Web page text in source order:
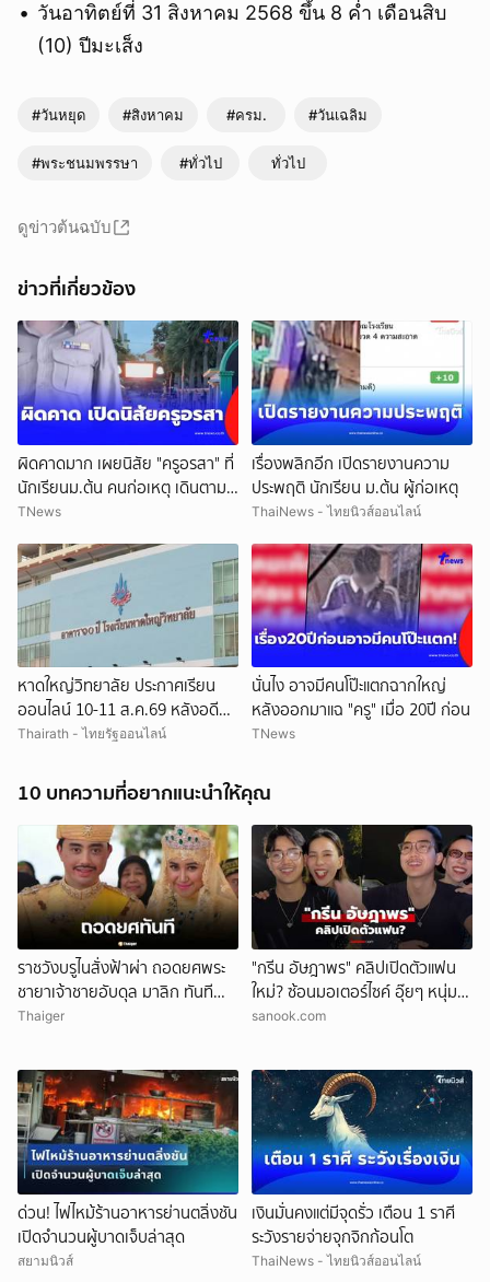
วันอาทิตย์ที่ 31 สิงหาคม 2568 ขึ้น 8 ค่ำ เดือนสิบ
(10) ปีมะเส็ง
#วันหยุด #สิงหาคม #ครม. #วันเฉลิม
#พระชนมพรรษา #ทั่วไป ทั่วไป
ดูข่าวต้นฉบับ
ข่าวที่เกี่ยวข้อง
ผิดคาดมาก เผยนิสัย "ครูอรสา" ที่
นักเรียนม.ต้น คนก่อเหตุ เดินตาม
หา
TNews
เรื่องพลิกอีก เปิดรายงานความ
ประพฤติ นักเรียน ม.ต้น ผู้ก่อเหตุ
ThaiNews - ไทยนิวส์ออนไลน์
หาดใหญ่วิทยาลัย ประกาศเรียน
ออนไลน์ 10-11 ส.ค.69 หลังอดีต
ครูต่างชาติขู่ยิง
Thairath - ไทยรัฐออนไลน์
นั่นไง อาจมีคนโป๊ะแตกฉากใหญ่
หลังออกมาแฉ "ครู" เมื่อ 20ปี ก่อน
TNews
10 บทความที่อยากแนะนำให้คุณ
ราชวังบรูไนสั่งฟ้าผ่า ถอดยศพระ
ชายาเจ้าชายอับดุล มาลิก ทันที
อ้างพฤติกรรมกระทบพระเกียรติ
Thaiger
"กรีน อัษฎาพร" คลิปเปิดตัวแฟน
ใหม่? ซ้อนมอเตอร์ไซค์ อุ๊ยๆ หนุ่ม
หน้าคุ้นๆ
sanook.com
ด่วน! ไฟไหม้ร้านอาหารย่านตลิ่งชัน
เปิดจำนวนผู้บาดเจ็บล่าสุด
สยามนิวส์
เงินมั่นคงแต่มีจุดรั่ว เตือน 1 ราศี
ระวังรายจ่ายจุกจิกก้อนโต
ThaiNews - ไทยนิวส์ออนไลน์